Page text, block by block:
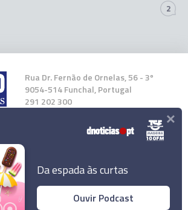
56 crianças ucranianas
2
Rua Dr. Fernão de Ornelas, 56 - 3º
9054-514 Funchal, Portugal
291 202 300
Instale a nossa App
Da espada às curtas
Ouvir Podcast
×